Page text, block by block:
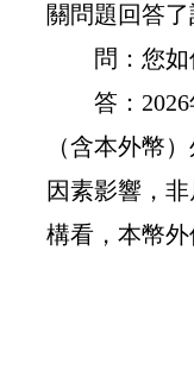
關問題回答了
問：您
答： 2026
（含本外幣
因素影響， 非
構看，本幣外